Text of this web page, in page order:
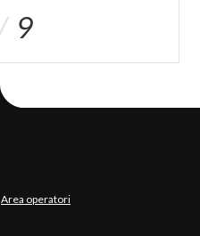
9
Area operatori